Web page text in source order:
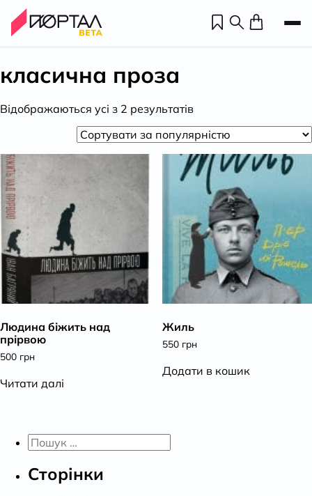
класична проза
Відображаються усі з 2 результатівВідсортовано
популярністю
Людина біжить над
прірвою
500 грн
Читати далі
Жиль
550 грн
Додати в кошик
Пошук:
Сторінки